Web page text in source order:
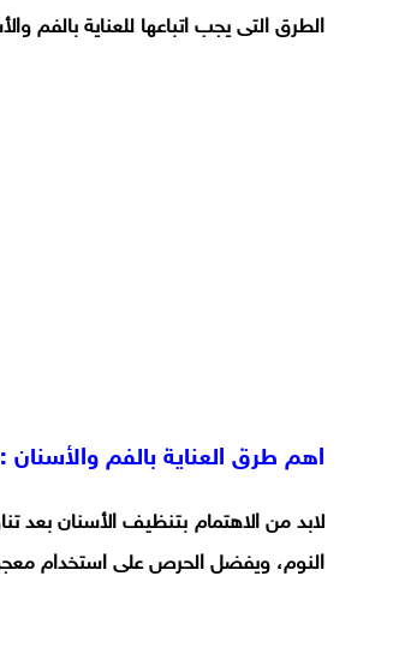
الطرق التى يجب اتباعها للعناية بالفم
اهم طرق العناية بالفم والأسنان
لابد من الاهتمام بتنظيف الأسنان بعد
النوم، ويفضل الحرص على استخدام